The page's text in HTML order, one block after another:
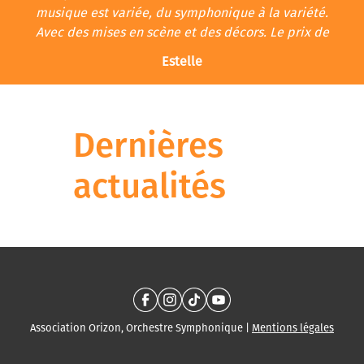
musique est variée, du symphonique à la variété.
Avec des mises en scène et des décors. Le prix de
Estelle
Dernières
actualités
Association Orizon, Orchestre Symphonique | Mentions légales